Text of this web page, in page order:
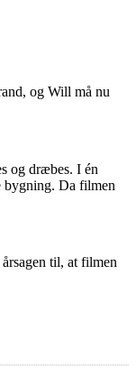
og Will må nu
og dræbes. I én
bygning. Da filmen
til, at filmen